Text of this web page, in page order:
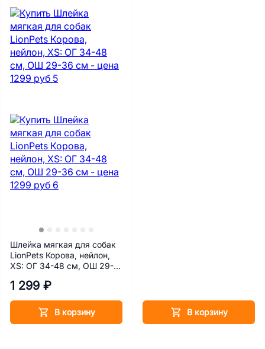
Шлейка мягкая для собак
LionPets Корова, нейлон,
XS: ОГ 34-48 см, ОШ 29-
1 299 ₽
В корзину В корзину